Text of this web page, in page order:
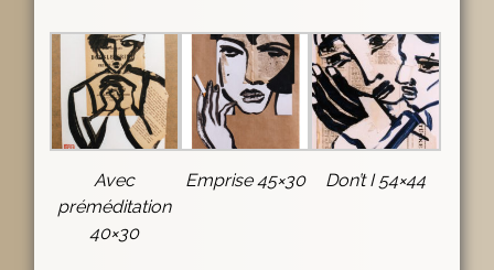
Avec
préméditation
40×30
Emprise 45×30 Don’t I 54×44